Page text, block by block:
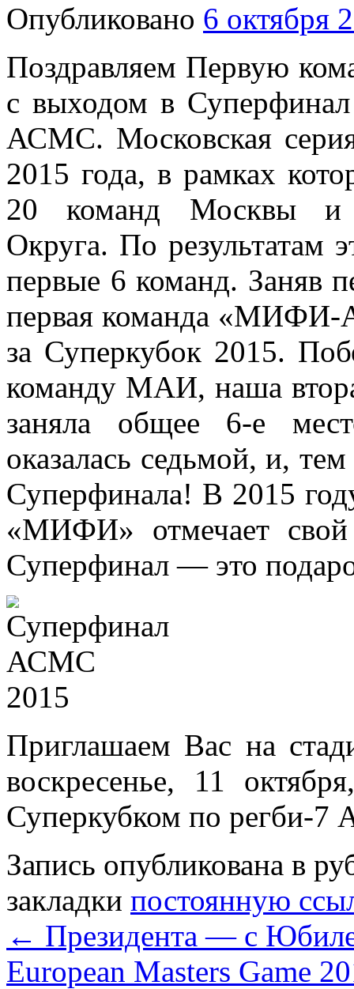
Опубликовано 6 октября
Поздравляем Первую
с выходом в
АСМС. Московская
2015 года, в рамках
20 команд Москвы и
Округа. По результатам
первые 6 команд. Заняв
первая команда «МИФИ-
за Суперкубок 2015.
команду МАИ, наша
заняла общее 6-е
оказалась седьмой, и,
Суперфинала! В 2015
«МИФИ» отмечает
Суперфинал — это
Приглашаем Вас на
воскресенье, 11
Суперкубком по регби-
Запись опубликована в
закладки постоянную
← Президента — с
European Masters Game